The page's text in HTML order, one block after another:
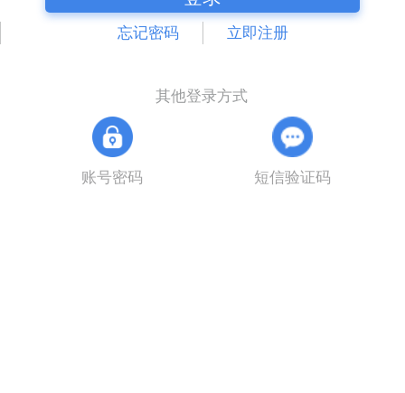
忘记密码 立即注册
其他登录方式
账号密码 短信验证码